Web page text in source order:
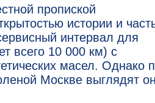
пропиской
истории и
интервал для
всего 10 000 км) с
масел. Однако
Москве выглядят